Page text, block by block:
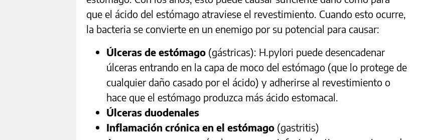
que el ácido del estómago atraviese el revestimiento. Cuando esto ocurre,
la bacteria se convierte en un enemigo por su potencial para causar:
Úlceras de estómago (gástricas): H.pylori puede desencadenar
úlceras entrando en la capa de moco del estómago (que lo protege de
cualquier daño casado por el ácido) y adherirse al revestimiento o
hace que el estómago produzca más ácido estomacal.
Úlceras duodenales
Inflamación crónica en el estómago (gastritis)